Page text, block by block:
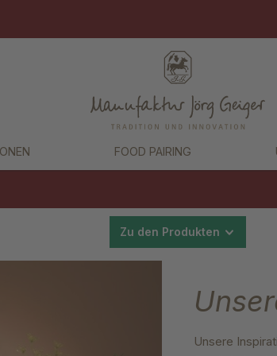
FOOD PAIRING
Zu den Produkten
Unsere